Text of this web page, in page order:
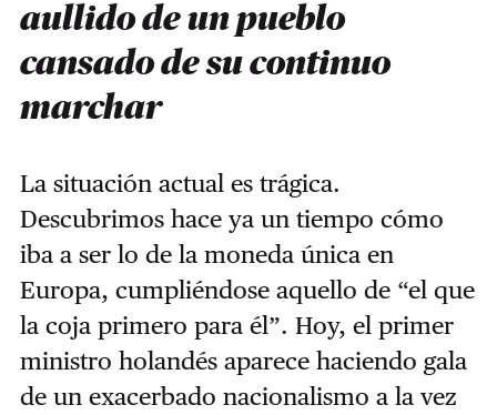
aullido de un pueblo
cansado de su continuo
marchar
La situación actual es trágica.
Descubrimos hace ya un tiempo cómo
iba a ser lo de la moneda única en
Europa, cumpliéndose aquello de “el que
la coja primero para él”. Hoy, el primer
ministro holandés aparece haciendo gala
de un exacerbado nacionalismo a la vez